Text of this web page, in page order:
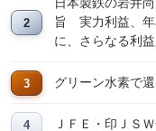
日本製鉄の岩井
旨 実力利益、
に、さらなる利
グリーン水素で
ＪＦＥ・印ＪＳ